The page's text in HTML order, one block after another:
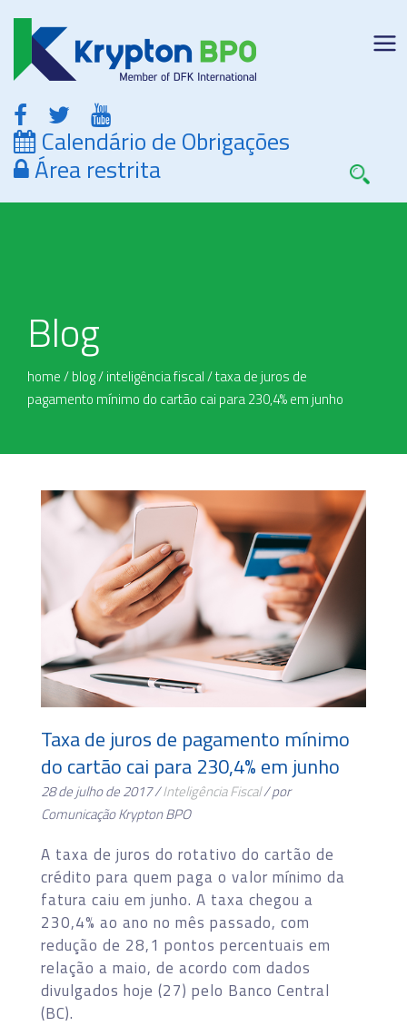
Calendário de Obrigações
Área restrita
Blog
home/blog/inteligência fiscal/taxa de juros de
pagamento mínimo do cartão cai para 230,4% em junho
Taxa de juros de pagamento mínimo
do cartão cai para 230,4% em junho
28 de julho de 2017 /Inteligência Fiscal/ por
Comunicação Krypton BPO
A taxa de juros do rotativo do cartão de
crédito para quem paga o valor mínimo da
fatura caiu em junho. A taxa chegou a
230,4% ao ano no mês passado, com
redução de 28,1 pontos percentuais em
relação a maio, de acordo com dados
divulgados hoje (27) pelo Banco Central
(BC).